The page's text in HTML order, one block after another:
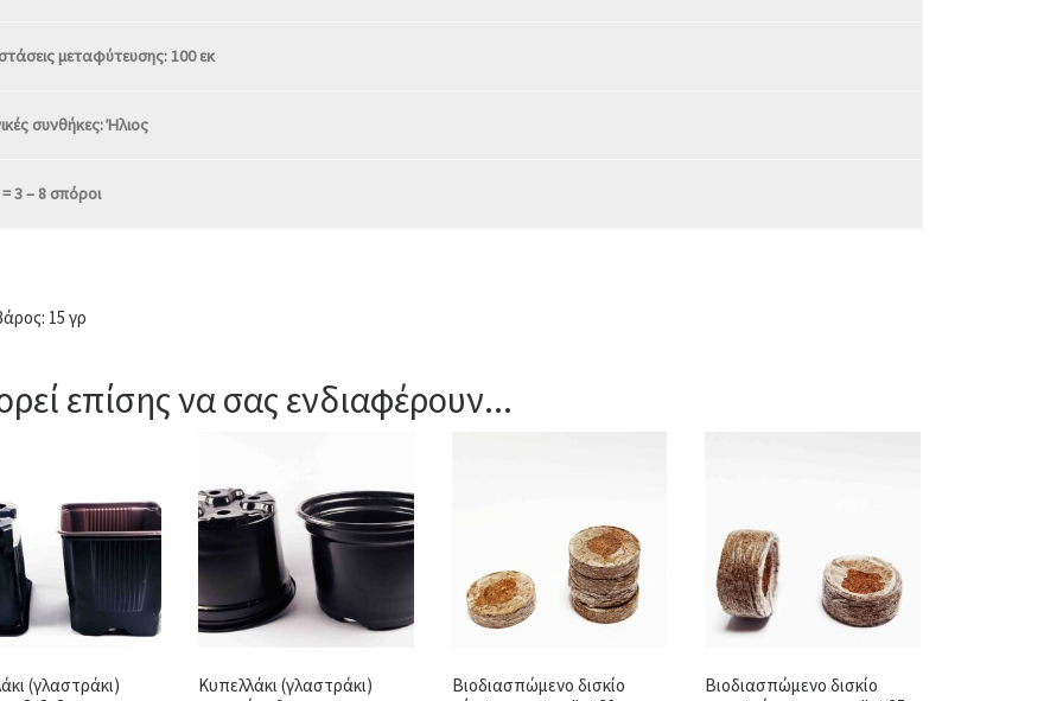
μεταφύτευσης: 100 εκ
συνθήκες: Ήλιος
3 – 8 σπόροι
15 γρ
επίσης να σας ενδιαφέρουν...
(γλαστράκι)
Κυπελλάκι (γλαστράκι)
Βιοδιασπώμενο δισκίο
Βιοδιασπώμενο δισκίο